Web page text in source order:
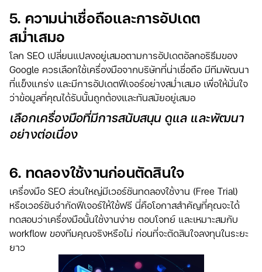
5. ความน่าเชื่อถือและการอัปเดต
สม่ำเสมอ
โลก SEO เปลี่ยนแปลงอยู่เสมอตามการอัปเดตอัลกอริธึมของ
Google ควรเลือกใช้เครื่องมือจากบริษัทที่น่าเชื่อถือ มีทีมพัฒนา
ที่แข็งแกร่ง และมีการอัปเดตฟีเจอร์อย่างสม่ำเสมอ เพื่อให้มั่นใจ
ว่าข้อมูลที่คุณได้รับนั้นถูกต้องและทันสมัยอยู่เสมอ
เลือกเครื่องมือที่มีการสนับสนุน ดูแล และพัฒนา
อย่างต่อเนื่อง
6. ทดลองใช้งานก่อนตัดสินใจ
เครื่องมือ SEO ส่วนใหญ่มีเวอร์ชันทดลองใช้งาน (Free Trial)
หรือเวอร์ชันจำกัดฟีเจอร์ให้ใช้ฟรี นี่คือโอกาสสำคัญที่คุณจะได้
ทดสอบว่าเครื่องมือนั้นใช้งานง่าย ตอบโจทย์ และเหมาะสมกับ
workflow ของทีมคุณจริงหรือไม่ ก่อนที่จะตัดสินใจลงทุนในระยะ
ยาว